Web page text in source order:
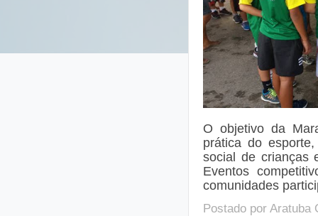
O objetivo da
prática do
social de crianças
Eventos
comunidades
Postado por Aratuba